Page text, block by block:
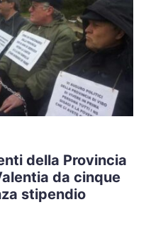
della Provincia
da cinque
stipendio